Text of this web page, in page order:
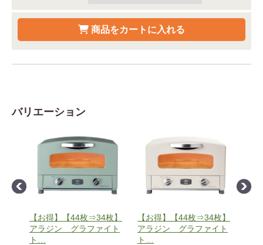
バリエーション
【お得】【44枚⇒34枚】
アラジン グラファイト
ト
【お得】【44枚⇒34枚】
アラジン グラファイト
ト